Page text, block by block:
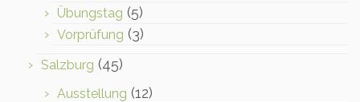
Übungstag (5)
Vorprüfung (3)
Salzburg (45)
Ausstellung (12)